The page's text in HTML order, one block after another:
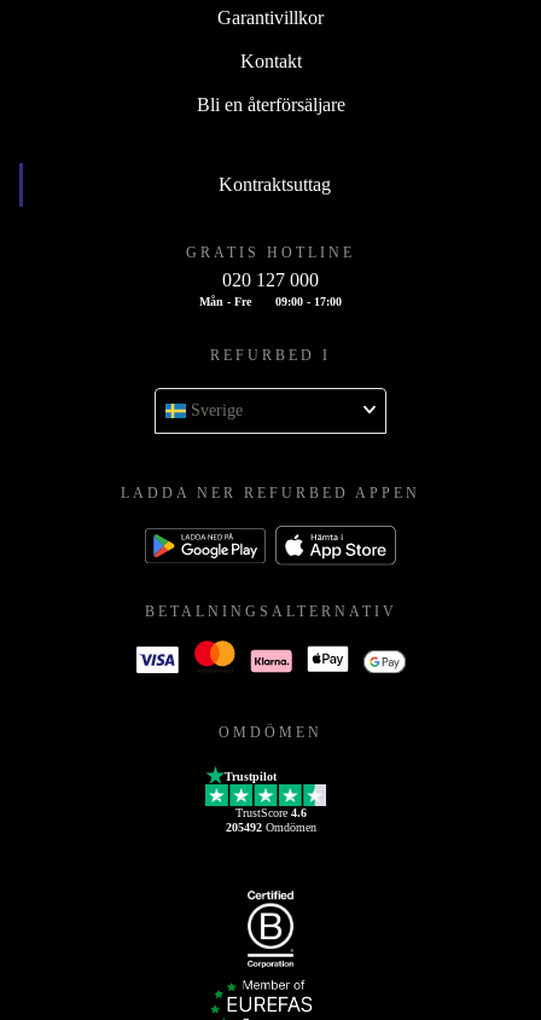
Garantivillkor
Kontakt
Bli en återförsäljare
Kontraktsuttag
GRATIS HOTLINE
020 127 000
Mån - Fre 09:00 - 17:00
REFURBED I
Sverige
LADDA NER REFURBED APPEN
BETALNINGSALTERNATIV
OMDÖMEN
Trustpilot
TrustScore 4.6
205492Omdömen